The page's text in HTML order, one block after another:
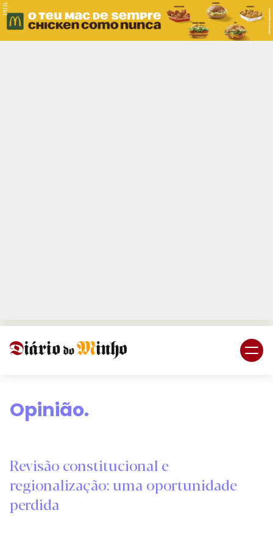
PUB.
Opinião.
Revisão constitucional e
regionalização: uma oportunidade
perdida